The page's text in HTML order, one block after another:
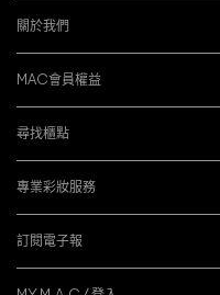
關於我們
MAC會員權益
尋找櫃點
專業彩妝服務
訂閱電子報